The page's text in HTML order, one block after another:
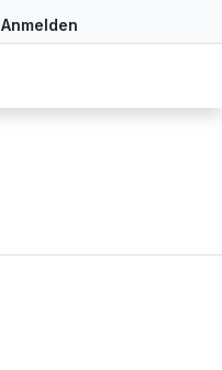
Anmelden